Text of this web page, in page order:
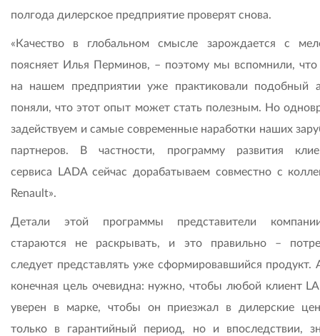
полгода дилерское предприятие проверят снова.
«Качество в глобальном смысле зарождается с
поясняет Илья Перминов, – поэтому мы вспомнили,
на нашем предприятии уже практиковали подобный
поняли, что этот опыт может стать полезным. Но
задействуем и самые современные наработки наших
партнеров. В частности, программу развития
сервиса LADA сейчас дорабатываем совместно с
Renault».
Детали этой программы представители
стараются не раскрывать, и это правильно –
следует представлять уже сформировавшийся продукт.
конечная цель очевидна: нужно, чтобы любой клиент
уверен в марке, чтобы он приезжал в дилерские
только в гарантийный период, но и впоследствии,